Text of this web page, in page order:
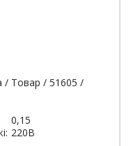
/ Товар / 51605 /
0,15
220В